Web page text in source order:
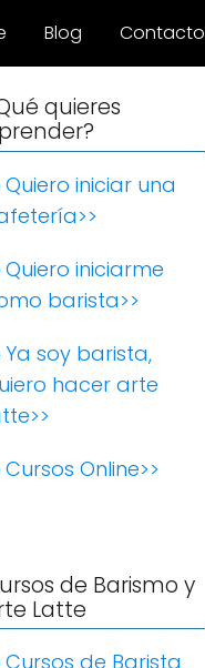
Blog Contacto
quieres
Quiero iniciar una
Quiero iniciarme
barista>>
Ya soy barista,
hacer arte
Cursos Online>>
de Barismo y
Latte
Cursos de Barista